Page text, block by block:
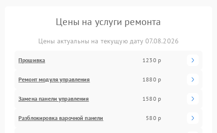
Цены на услуги ремонта
Цены актуальны на текущую дату 07.08.2026
Прошивка 1230 р
Ремонт модуля управления 1880 р
Замена панели управления 1580 р
Разблокировка варочной панели 580 р